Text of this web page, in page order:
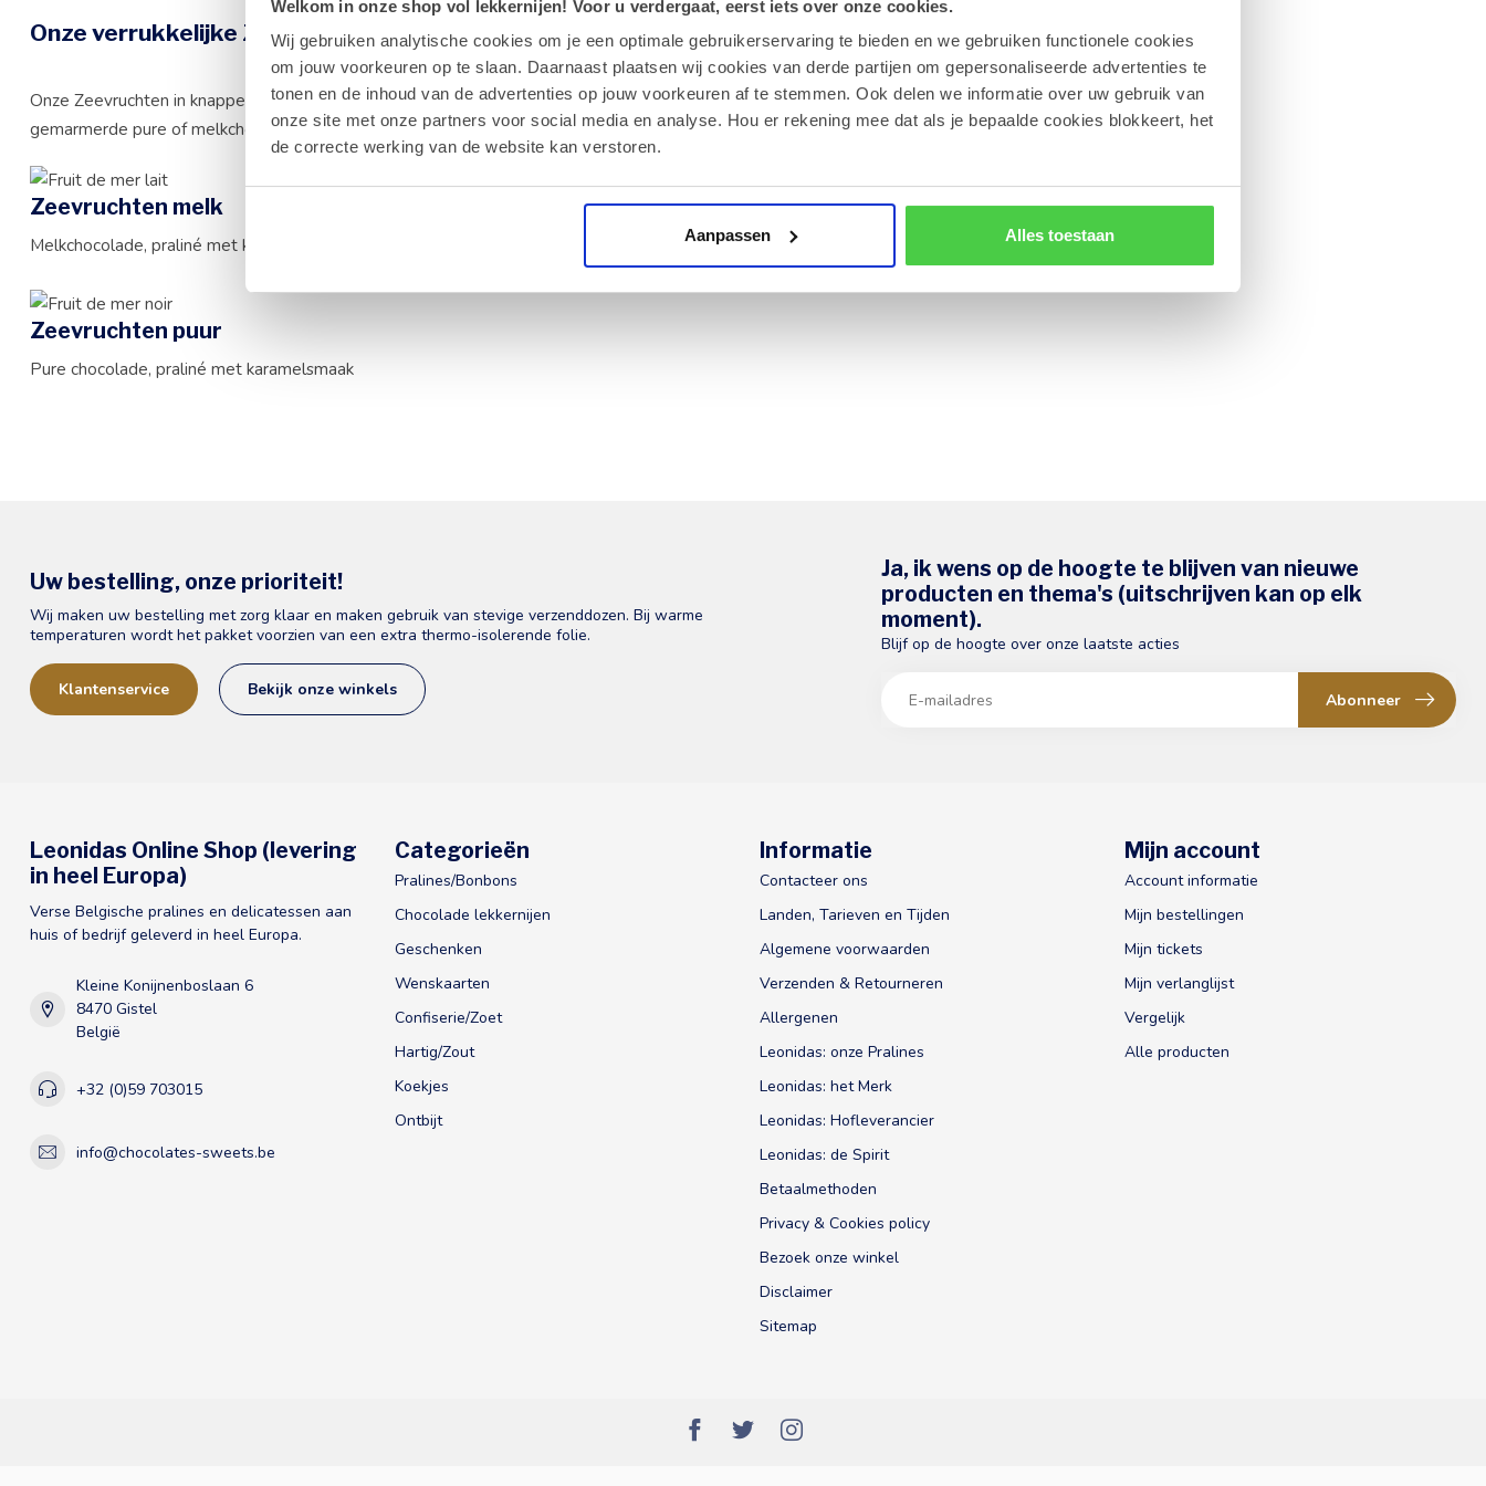
Welkom in onze shop vol lekkernijen! Voor u verdergaat, eerst iets over onze cookies.
Wij gebruiken analytische cookies om je een optimale gebruikerservaring te bieden en we gebruiken functionele cookies
om jouw voorkeuren op te slaan. Daarnaast plaatsen wij cookies van derde partijen om gepersonaliseerde advertenties te
tonen en de inhoud van de advertenties op jouw voorkeuren af te stemmen. Ook delen we informatie over uw gebruik van
onze site met onze partners voor social media en analyse. Hou er rekening mee dat als je bepaalde cookies blokkeert, het
de correcte werking van de website kan verstoren.
Aanpassen Alles toestaan
Onze verrukkelijke Zeevruchten
Onze Zeevruchten in knapperige chocolade nemen je zo mee op vakantie. Geniet van onze garnalen, zeepaardjes, mosselen en schelpjes in
gemarmerde pure of melkchocolade. Ze zijn gevuld metsmeltzachte praliné met karamelsmaaken doen dromen van vakantie.
Zeevruchten melk
Melkchocolade, praliné met karamelsmaak
Zeevruchten puur
Pure chocolade, praliné met karamelsmaak
Uw bestelling, onze prioriteit!
Wij maken uw bestelling met zorg klaar en maken gebruik van stevige verzenddozen. Bij warme
temperaturen wordt het pakket voorzien van een extra thermo-isolerende folie.
Klantenservice Bekijk onze winkels
Ja, ik wens op de hoogte te blijven van nieuwe
producten en thema's (uitschrijven kan op elk
moment).
Blijf op de hoogte over onze laatste acties
Abonneer
Leonidas Online Shop (levering
in heel Europa)
Verse Belgische pralines en delicatessen aan
huis of bedrijf geleverd in heel Europa.
Kleine Konijnenboslaan 6
8470 Gistel
België
+32 (0)59 703015
info@chocolates-sweets.be
Categorieën
Pralines/Bonbons
Chocolade lekkernijen
Geschenken
Wenskaarten
Confiserie/Zoet
Hartig/Zout
Koekjes
Ontbijt
Informatie
Contacteer ons
Landen, Tarieven en Tijden
Algemene voorwaarden
Verzenden & Retourneren
Allergenen
Leonidas: onze Pralines
Leonidas: het Merk
Leonidas: Hofleverancier
Leonidas: de Spirit
Betaalmethoden
Privacy & Cookies policy
Bezoek onze winkel
Disclaimer
Sitemap
Mijn account
Account informatie
Mijn bestellingen
Mijn tickets
Mijn verlanglijst
Vergelijk
Alle producten